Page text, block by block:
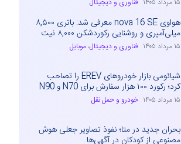
هواوی nova 16 SE معرفی شد: باتری ۸,۵۰۰
میلی‌آمپری و روشنایی رکوردشکن ۸,۰۰۰ نیت
۱۵ مرداد ۱۴۰۵ فناوری و دیجیتال،موبایل
شیائومی بازار خودروهای EREV را تصاحب
کرد؛ رکورد ۱۰۰ هزار سفارش برای N70 و N90
۱۵ مرداد ۱۴۰۵ خودرو و حمل نقل
بحران جدید در متا؛ نفوذ تصاویر جعلی هوش
مصنوعی از کودکان در آگهی‌ها